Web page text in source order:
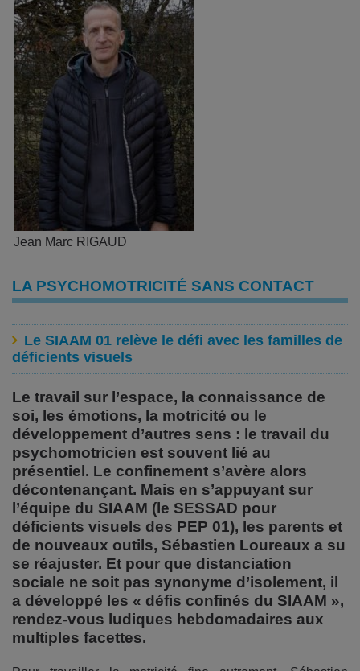
Jean Marc RIGAUD
LA PSYCHOMOTRICITÉ SANS CONTACT
Le SIAAM 01 relève le défi avec les familles de
déficients visuels
Le travail sur l’espace, la connaissance de
soi, les émotions, la motricité ou le
développement d’autres sens : le travail du
psychomotricien est souvent lié au
présentiel. Le confinement s’avère alors
décontenançant. Mais en s’appuyant sur
l’équipe du SIAAM (le SESSAD pour
déficients visuels des PEP 01), les parents et
de nouveaux outils, Sébastien Loureaux a su
se réajuster. Et pour que distanciation
sociale ne soit pas synonyme d’isolement, il
a développé les « défis confinés du SIAAM »,
rendez-vous ludiques hebdomadaires aux
multiples facettes.